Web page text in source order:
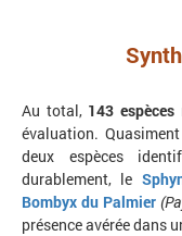
Au total, 143 espèces
évaluation.
deux espèces
durablement, le
Bombyx du Palmier
présence avérée dans